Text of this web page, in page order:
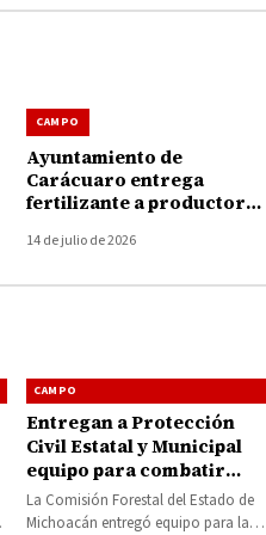
CAMPO
Ayuntamiento de
Carácuaro entrega
fertilizante a productores
14 de julio de 2026
CAMPO
Entregan a Protección
Civil Estatal y Municipal
equipo para combatir
incendios forestales
La Comisión Forestal del Estado de
Michoacán entregó equipo para la